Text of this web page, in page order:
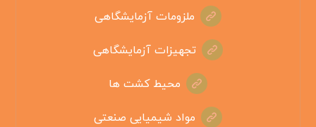
ملزومات آزمایشگاهی
تجهیزات آزمایشگاهی
محیط کشت ها
مواد شیمیایی صنعتی